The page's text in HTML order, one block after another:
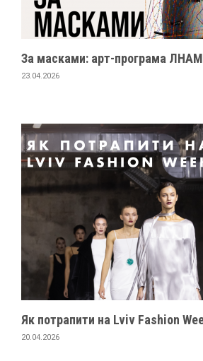
За масками: арт-програма ЛНАМ
23.04.2026
Як потрапити на Lviv Fashion
20.04.2026